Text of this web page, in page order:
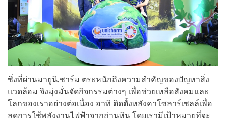
ซึ่งที่ผ่านมายูนิ.ชาร์ม ตระหนักถึงความสำคัญของปัญหาสิ่ง
แวดล้อม จึงมุ่งมั่นจัดกิจกรรมต่างๆ เพื่อช่วยเหลือสังคมและ
โลกของเราอย่างต่อเนื่อง อาทิ ติดตั้งหลังคาโซลาร์เซลล์เพื่อ
ลดการใช้พลังงานไฟฟ้าจากถ่านหิน โดยเรามีเป้าหมายที่จะ